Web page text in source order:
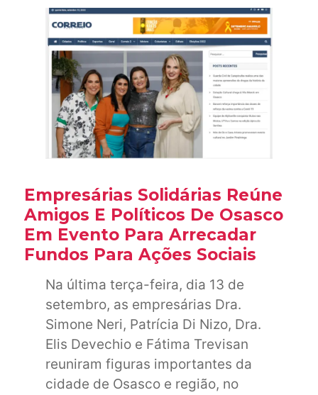
Empresárias Solidárias Reúne
Amigos E Políticos De Osasco
Em Evento Para Arrecadar
Fundos Para Ações Sociais
Na última terça-feira, dia 13 de
setembro, as empresárias Dra.
Simone Neri, Patrícia Di Nizo, Dra.
Elis Devechio e Fátima Trevisan
reuniram figuras importantes da
cidade de Osasco e região, no